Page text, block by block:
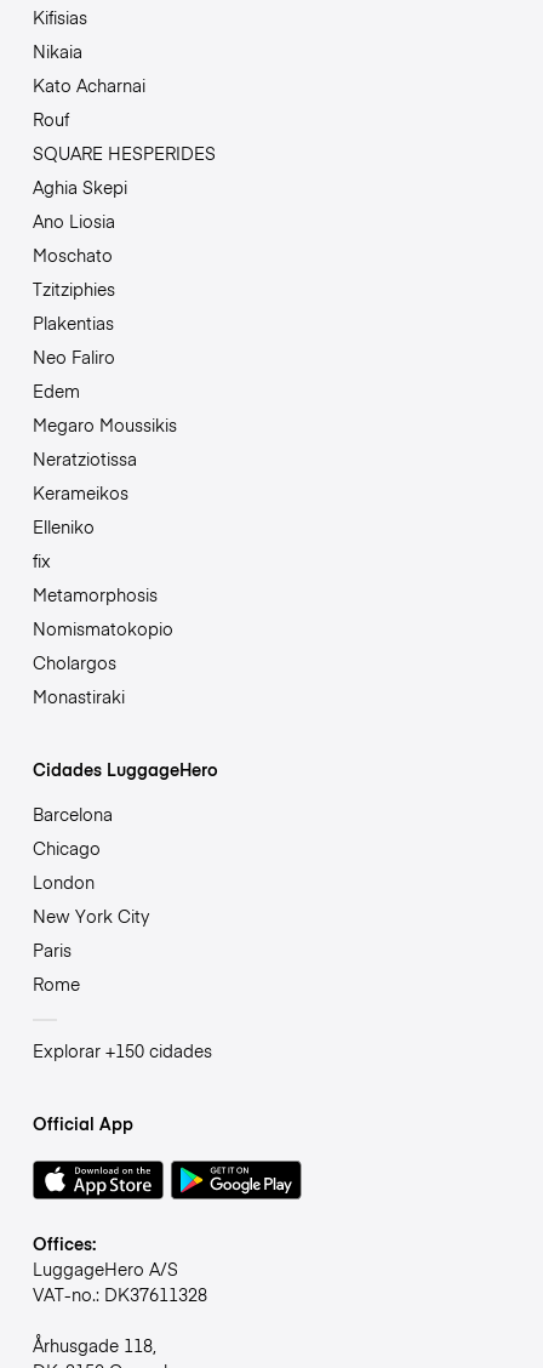
Kifisias
Nikaia
Kato Acharnai
Rouf
SQUARE HESPERIDES
Aghia Skepi
Ano Liosia
Moschato
Tzitziphies
Plakentias
Neo Faliro
Edem
Megaro Moussikis
Neratziotissa
Kerameikos
Elleniko
fix
Metamorphosis
Nomismatokopio
Cholargos
Monastiraki
Cidades LuggageHero
Barcelona
Chicago
London
New York City
Paris
Rome
Explorar +150 cidades
Official App
Offices:
LuggageHero A/S
VAT-no.: DK37611328
Århusgade 118,